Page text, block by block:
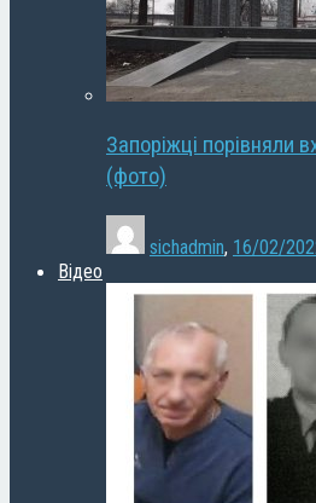
Запоріжці порівняли
(фото)
sichadmin, 16/02/
Відео